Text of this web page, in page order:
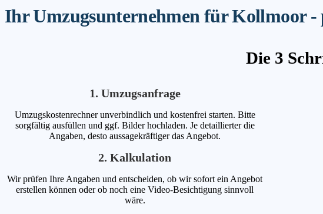
Ihr Umzugsunternehmen für Kollmoor -
Die 3
1. Umzugsanfrage
Umzugskostenrechner unverbindlich und kostenfrei starten. Bitte
sorgfältig ausfüllen und ggf. Bilder hochladen. Je detaillierter die
Angaben, desto aussagekräftiger das Angebot.
2. Kalkulation
Wir prüfen Ihre Angaben und entscheiden, ob wir sofort ein Angebot
erstellen können oder ob noch eine Video-Besichtigung sinnvoll
wäre.